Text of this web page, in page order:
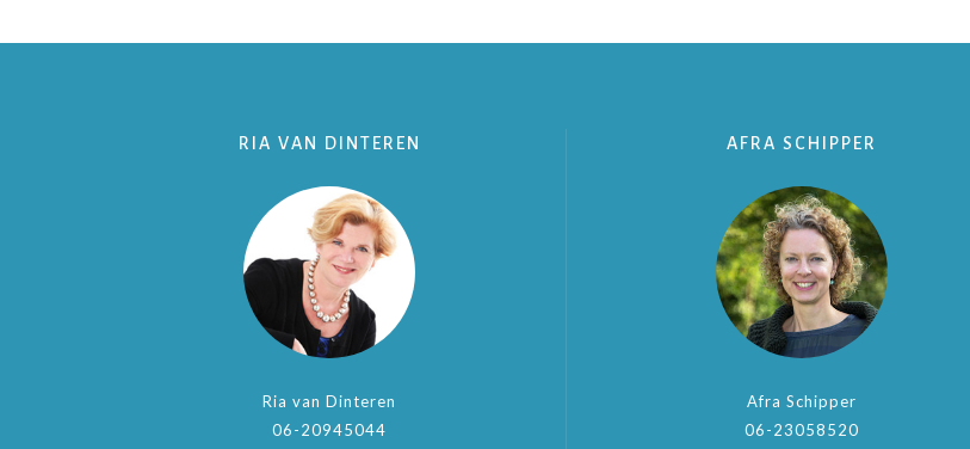
RIA VAN DINTEREN
Ria van Dinteren
06-20945044
AFRA SCHIPPER
Afra Schipper
06-23058520